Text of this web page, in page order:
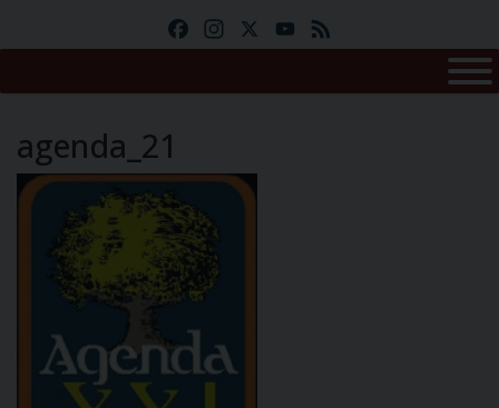
FacebookInstagramYouTube
agenda_21